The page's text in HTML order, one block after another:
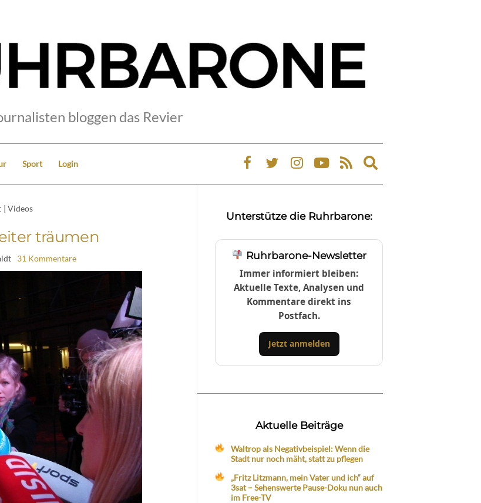
bloggen das Revier
Sport Login
Expand
search
| Videos
träumen
31 Kommentare
Unterstütze die Ruhrbarone:
Ruhrbarone-Newsletter
Immer informiert bleiben:
Aktuelle Texte, Analysen und
Kommentare direkt ins
Postfach.
Jetzt anmelden
Aktuelle Beiträge
Waltrop als Negativbeispiel: Wenn die
Stadt nur noch mäht, statt zu pflegen
„Fritz Litzmann, mein Vater und ich“ auf
3sat – Sehenswerte Pause-Doku nun auch
im Free-TV